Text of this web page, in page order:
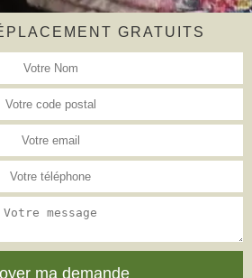
GRATUITS